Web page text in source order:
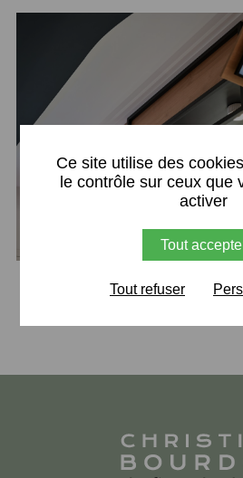
Retour
Ce site utilise des
le contrôle sur ceux que
activer
Tout
Tout refuser